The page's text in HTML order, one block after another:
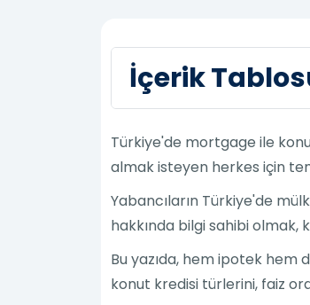
İçerik
Türkiye'de mortgage ile
almak isteyen herkes için
Yabancıların Türkiye'de
hakkında bilgi sahibi olmak,
Bu yazıda, hem ipotek hem
konut kredisi türlerini, faiz